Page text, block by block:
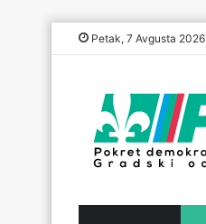
Petak, 7 Avgusta 2026